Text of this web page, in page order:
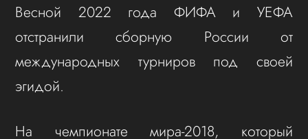
Весной 2022 года ФИФА и УЕФА
отстранили сборную России от
международных турниров под своей
эгидой.
На чемпионате мира-2018, который